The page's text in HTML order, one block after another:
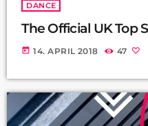
DANCE
The Official UK Top
today 14. APRIL 2018 47